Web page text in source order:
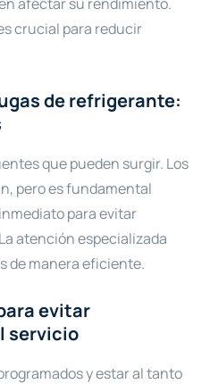
crucial para reducir
de refrigerante:
que pueden surgir. Los
pero es fundamental
para evitar
atención especializada
de manera eficiente.
evitar
servicio
y estar al tanto